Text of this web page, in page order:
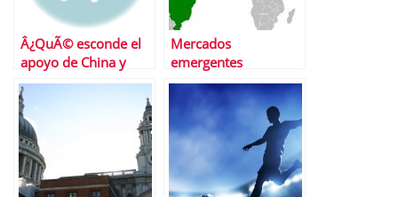
Â¿QuÃ© esconde el
apoyo de China y
JapÃ³n a EspaÃ±a?
Mercados
emergentes